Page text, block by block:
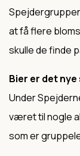
at få flere
skulle de finde
Bier er det
Under
været til nogle
som er